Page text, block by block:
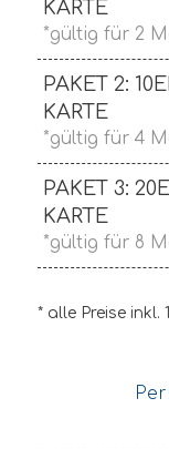
KARTE
*gültig für 2
PAKET 2:
KARTE
*gültig für 4
PAKET 3:
KARTE
*gültig für 8
* alle Preise inkl.